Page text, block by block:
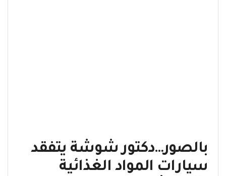
بالصور…دكتور شوشة يتفقد
سيارات المواد الغذائية